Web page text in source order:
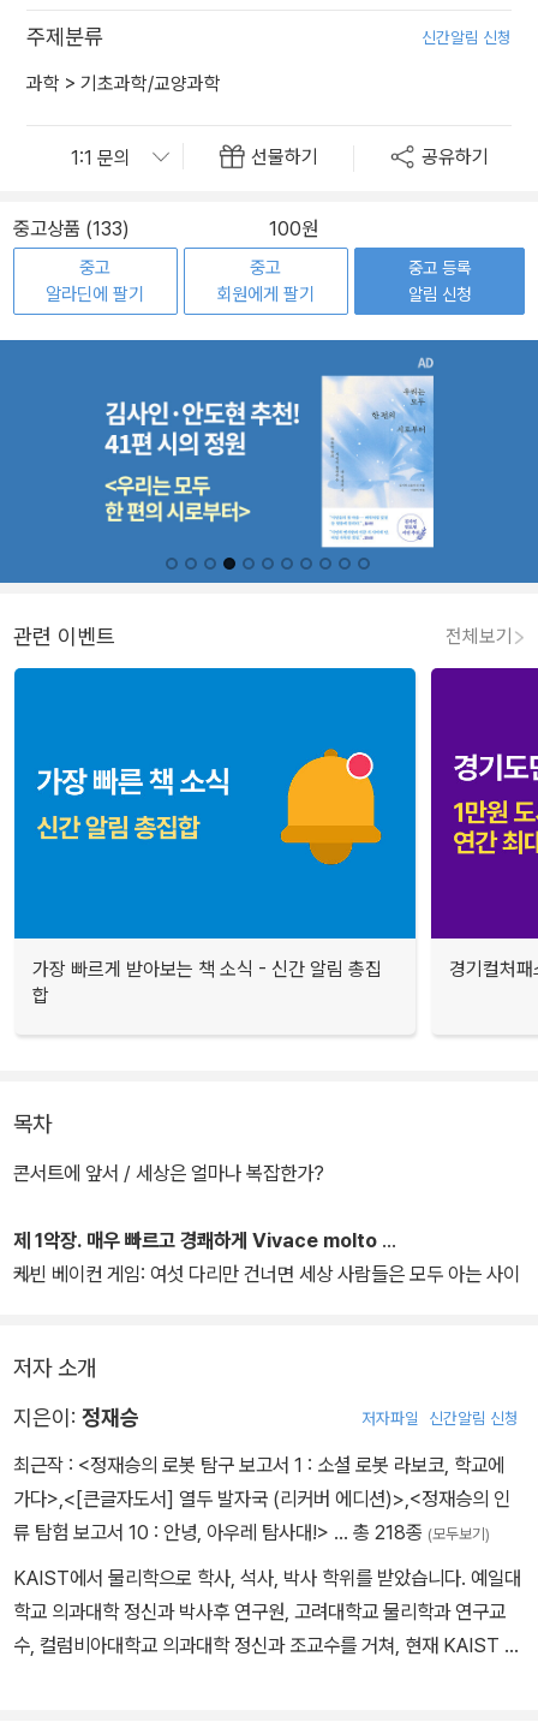
주제분류 신간알림 신청
과학 > 기초과학/교양과학
선물하기 공유하기
중고상품 (133) 100원
중고
알라딘에 팔기
중고
회원에게 팔기
중고 등록
알림 신청
관련 이벤트 전체보기
가장 빠르게 받아보는 책 소식 - 신간 알림 총집
합
경기컬처
목차
콘서트에 앞서 / 세상은 얼마나 복잡한가?
제 1악장. 매우 빠르고 경쾌하게 Vivace molto
케빈 베이컨 게임: 여섯 다리만 건너면 세상 사람들은 모두 아는 사이
저자 소개
지은이: 정재승 저자파일 신간알림 신청
최근작 : <정재승의 로봇 탐구 보고서 1 : 소셜 로봇 라보코, 학교에
가다>,<[큰글자도서] 열두 발자국 (리커버 에디션)>,<정재승의 인
류 탐험 보고서 10 : 안녕, 아우레 탐사대!> … 총 218종 (모두보기)
KAIST에서 물리학으로 학사, 석사, 박사 학위를 받았습니다. 예일대
학교 의과대학 정신과 박사후 연구원, 고려대학교 물리학과 연구교
수, 컬럼비아대학교 의과대학 정신과 조교수를 거쳐, 현재 KAIST 뇌